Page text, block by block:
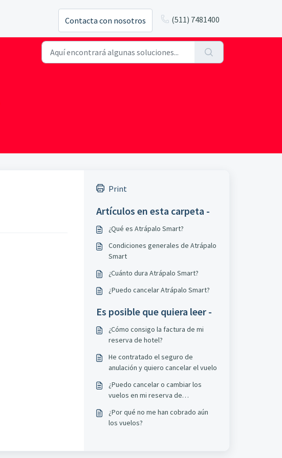
Contacta con nosotros (511) 7481400
Print
Artículos en esta carpeta -
¿Qué es Atrápalo Smart?
Condiciones generales de Atrápalo
Smart
¿Cuánto dura Atrápalo Smart?
¿Puedo cancelar Atrápalo Smart?
Es posible que quiera leer -
¿Cómo consigo la factura de mi
reserva de hotel?
He contratado el seguro de
anulación y quiero cancelar el vuelo
¿Puedo cancelar o cambiar los
vuelos en mi reserva de
¿Por qué no me han cobrado aún
los vuelos?